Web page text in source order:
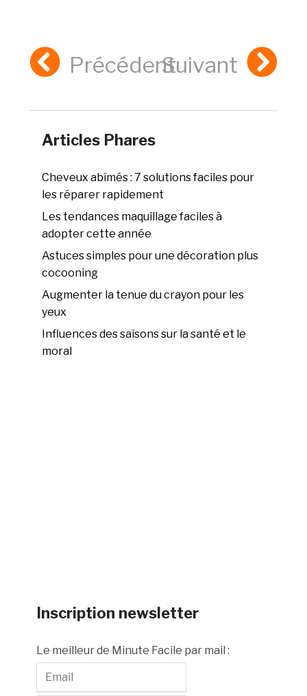
PrécédentSuivant
Articles Phares
Cheveux abîmés : 7 solutions faciles pour
les réparer rapidement
Les tendances maquillage faciles à
adopter cette année
Astuces simples pour une décoration plus
cocooning
Augmenter la tenue du crayon pour les
yeux
Influences des saisons sur la santé et le
moral
Inscription newsletter
Le meilleur de Minute Facile par mail :